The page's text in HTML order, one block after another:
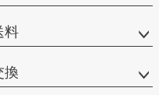
料
換